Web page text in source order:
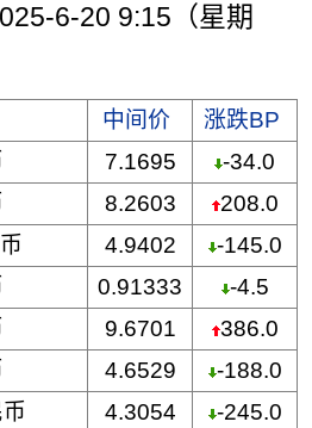
6-20 9:15（星期
中间价
涨跌BP
7.1695
-34.0
8.2603
208.0
4.9402
-145.0
0.91333
-4.5
9.6701
386.0
4.6529
-188.0
4.3054
-245.0